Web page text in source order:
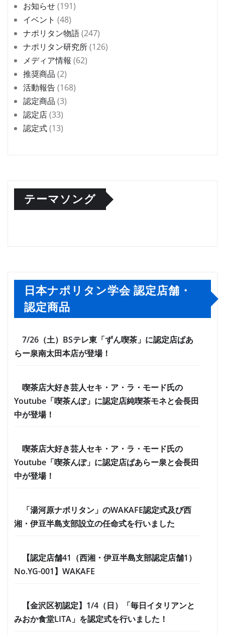
お知らせ(191)
イベント (48)
ナポリタン物語(247)
ナポリタン研究所(126)
メディア情報 (62)
推奨商品 (2)
活動報告(168)
認定商品 (3)
認定店(33)
認定式(13)
テーマソング
日本ナポリタン学会 認定店舗・
認定商品
7/26（土）BSテレ東「ずん喫茶」に認定店ぱあ
らー泉南太田本店が登場！
喫茶店大好き芸人セキ・ア・ラ・モード氏の
Youtube「喫茶んぽ」に認定店純喫茶モネと会長田
中が登場！
喫茶店大好き芸人セキ・ア・ラ・モード氏の
Youtube「喫茶んぽ」に認定店ぱあらー泉と会長田
中が登場！
「湯河原ナポリタン」のWAKAFE認定式及び西
湘・伊豆半島支部設立の任命式を行いました
【認定店舗41（西湘・伊豆半島支部認定店舗1）
No.YG-001】WAKAFE
【金沢区初認定】1/4（日）「毎日イタリアンと
みおか食堂LITA」を認定式を行いました！